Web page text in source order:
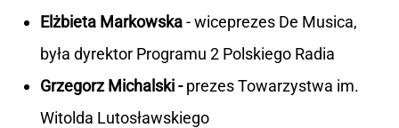
Elżbieta Markowska- wiceprezes De Musica,
była dyrektor Programu 2 Polskiego Radia
Grzegorz Michalski -prezes Towarzystwa im.
Witolda Lutosławskiego